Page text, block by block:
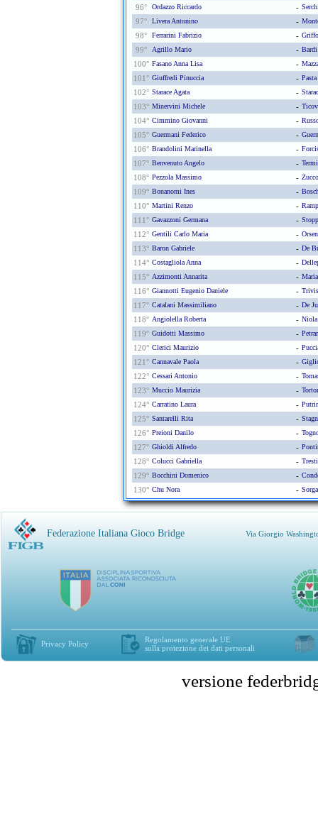
96° Ordazzo Riccardo -
97° Livera Antonino -
98° Ferrarini Fabrizio -
99° Agrillo Mario -
100° Fasano Anna Lisa -
101° Giuffredi Pinuccia -
102° Starace Agata -
103° Minervini Michele -
104° Cimmino Giovanni -
105° Guermani Federico -
106° Brandolini Marinella -
107° Benvenuto Angelo -
108° Pezzola Massimo -
109° Bonanomi Ines -
110° Martini Renzo -
111° Gavazzoni Germana -
112° Gentili Carlo Maria -
113° Baron Gabriele - De
114° Costagliola Anna -
115° Azzimonti Annarita -
116° Giannotti Eugenio Daniele -
117° Catalani Massimiliano - De
118° Angiolella Roberta - Niola
119° Guidotti Massimo -
120° Clerici Maurizio -
121° Cannavale Paola -
122° Cessari Antonio -
123° Muccio Maurizia -
124° Carratino Laura -
125° Santarelli Rita -
126° Preioni Danilo -
127° Ghioldi Alfredo -
128° Colucci Gabriella -
129° Bocchini Domenico -
130° Chu Nora -
Federazione Italiana Gioco Bridge Via Giorgio
Privacy Policy
Regolamento generale UE
sulla protezione dei dati personali
versione